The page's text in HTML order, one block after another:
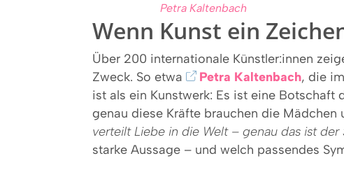
Petra Kaltenbach
Wenn Kunst ein
Über 200 internationale Künstler:innen
Zweck. So etwa
Petra Kaltenbach, die
ist als ein Kunstwerk: Es ist eine
genau diese Kräfte brauchen die Mädchen
verteilt Liebe in die Welt – genau das ist
starke Aussage – und welch passendes